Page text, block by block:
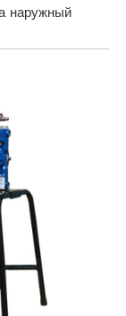
наружный